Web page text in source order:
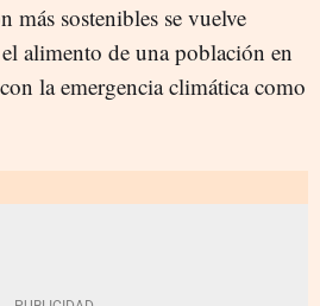
más sostenibles se vuelve
alimento de una población en
la emergencia climática como